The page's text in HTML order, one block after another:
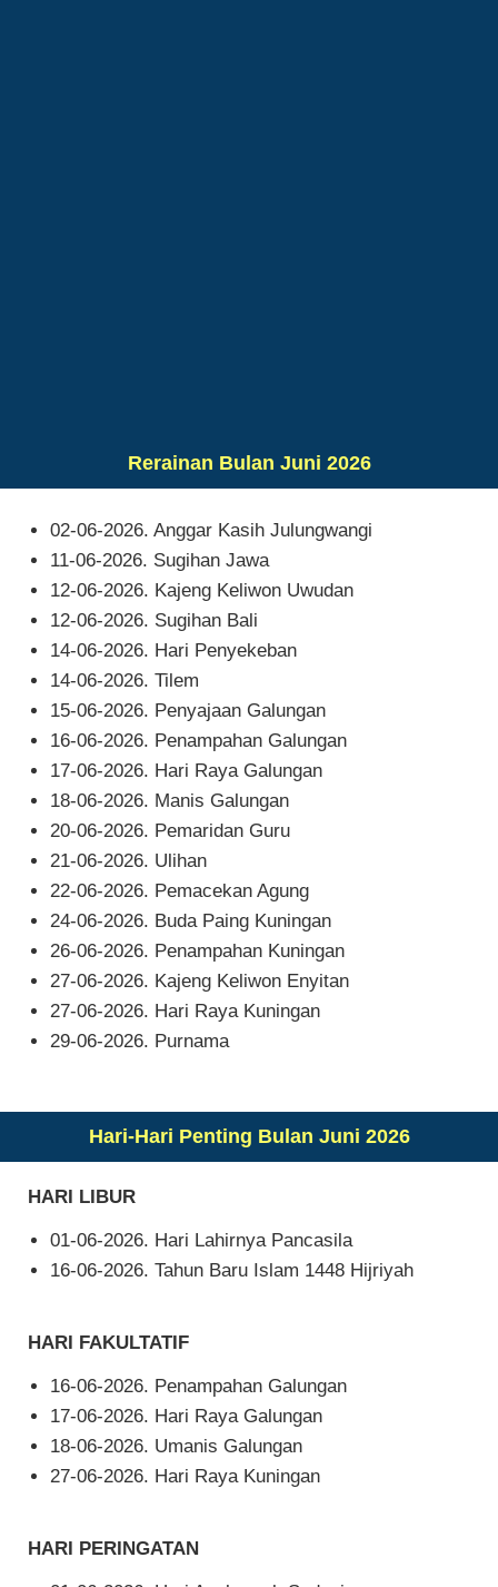
Rerainan Bulan Juni 2026
02-06-2026. Anggar Kasih Julungwangi
11-06-2026. Sugihan Jawa
12-06-2026. Kajeng Keliwon Uwudan
12-06-2026. Sugihan Bali
14-06-2026. Hari Penyekeban
14-06-2026. Tilem
15-06-2026. Penyajaan Galungan
16-06-2026. Penampahan Galungan
17-06-2026. Hari Raya Galungan
18-06-2026. Manis Galungan
20-06-2026. Pemaridan Guru
21-06-2026. Ulihan
22-06-2026. Pemacekan Agung
24-06-2026. Buda Paing Kuningan
26-06-2026. Penampahan Kuningan
27-06-2026. Kajeng Keliwon Enyitan
27-06-2026. Hari Raya Kuningan
29-06-2026. Purnama
Hari-Hari Penting Bulan Juni 2026
HARI LIBUR
01-06-2026. Hari Lahirnya Pancasila
16-06-2026. Tahun Baru Islam 1448 Hijriyah
HARI FAKULTATIF
16-06-2026. Penampahan Galungan
17-06-2026. Hari Raya Galungan
18-06-2026. Umanis Galungan
27-06-2026. Hari Raya Kuningan
HARI PERINGATAN